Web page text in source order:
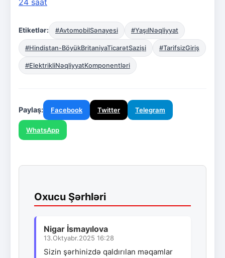
Etiketlər: #AvtomobilSənayesi #YaşılNəqliyyat
#Hindistan-BöyükBritaniyaTicarətSazişi #TarifsizGiriş
#ElektrikliNəqliyyatKomponentləri
Paylaş: Facebook Twitter Telegram
WhatsApp
Oxucu Şərhləri
Nigar İsmayılova
13.Oktyabr.2025 16:28
Sizin şərhinizdə qaldırılan məqamlar